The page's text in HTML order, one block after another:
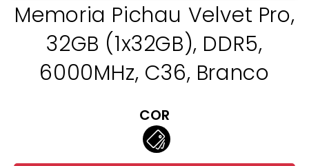
Memoria Pichau Velvet Pro,
32GB (1x32GB), DDR5,
6000MHz, C36, Branco
COR